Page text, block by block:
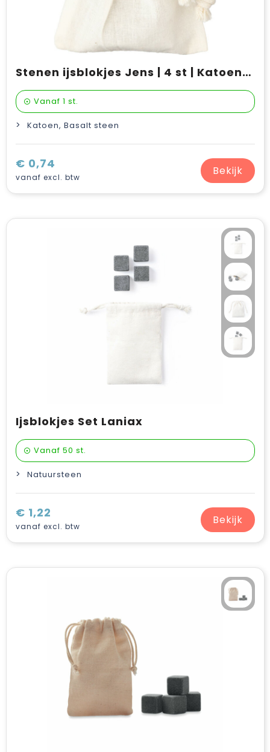
Stenen ijsblokjes Jens | 4 st | Katoenen zakje
Vanaf 1 st.
Katoen, Basalt steen
€ 0,74
vanaf excl. btw Bekijk
Ijsblokjes Set Laniax
Vanaf 50 st.
Natuursteen
€ 1,22
vanaf excl. btw Bekijk